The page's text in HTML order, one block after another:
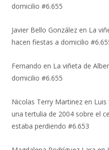
domicilio #6.655
Javier Bello González en La
hacen fiestas a domicilio
Fernando en La viñeta de
domicilio #6.655
Nicolas Terry Martinez en Luis
una tertulia de 2004 sobre el
estaba perdiendo #6.653